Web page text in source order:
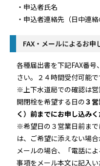
・申込者氏名
・申込者連絡先（日中連絡
FAX・メールによるお申
各種届出書を下記FAX番
さい。２４時間受付可能で
※上下水道局での確認は営
開閉栓を希望する日の３
く）前までにお申し込み
※希望日の３営業日前ま
は、ご希望に添えない場合
メールの場合、「電話に
事項をメール本文に記入い